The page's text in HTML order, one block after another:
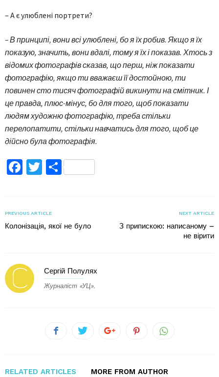
– А є улюблені портрети?
– В принципі, вони всі улюблені, бо я їх робив. Якщо я їх
показую, значить, вони вдалі, тому я їх і показав. Хтось з
відомих фотографів сказав, що перш, ніж показати
фотографію, якщо ти вважаєш її достойною, ти
повинен сто тисяч фотографій викинути на смітник. І
це правда, плюс-мінус, бо для того, щоб показати
людям художню фотографію, треба стільки
перелопатити, стільки навчатись для того, щоб це
дійсно була фотографія.
Facebook
TwitterПоділитися
PREVIOUS ARTICLE
Колонізація, якої не було
NEXT ARTICLE
З припискою: написаному –
не вірити
Сергій Полулях
Журналіст «УЦ».
RELATED ARTICLES MORE FROM AUTHOR